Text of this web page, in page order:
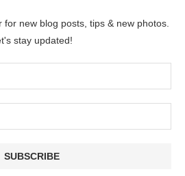
for new blog posts, tips & new photos.
stay updated!